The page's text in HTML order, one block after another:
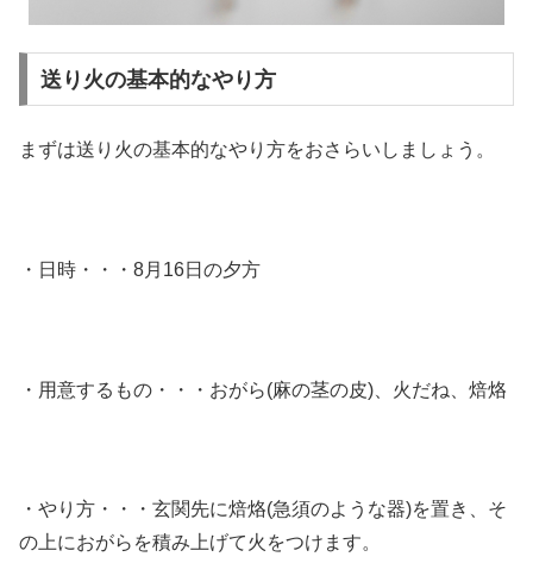
送り火の基本的なやり方
まずは送り火の基本的なやり方をおさらいしましょう。
・日時・・・8月16日の夕方
・用意するもの・・・おがら(麻の茎の皮)、火だね、焙烙
・やり方・・・玄関先に焙烙(急須のような器)を置き、そ
の上におがらを積み上げて火をつけます。